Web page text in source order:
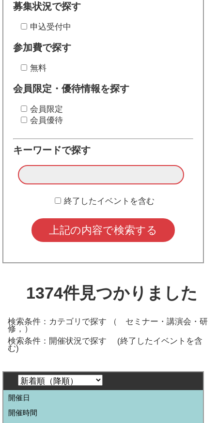
募集状況で探す
申込受付中
参加費で探す
無料
会員限定・優待情報を探す
会員限定
会員優待
キーワードで探す
終了したイベントを含む
1374件見つかりました
検索条件：カテゴリで探す （ セミナー・講演会・研
修， ）
検索条件：開催状況で探す (終了したイベントを含
む)
開催日
開催時間